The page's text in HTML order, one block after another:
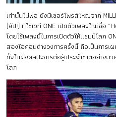
เท่านั้นไม่พอ ยังมีเซอร์ไพรส์ใหญ่จาก
(ยัป!) ที่ใช้เวที ONE เปิดตัวเพลงใหม่ชื่อ
โดยใช้เพลงนี้ในการเปิดตัวให้แชมป์โลก
สองไอคอนต่างวงการครั้งนี้ ถือเป็นการเ
ทั้งในฝั่งศิลปะการต่อสู้ประจำชาติอย่างม
โลก